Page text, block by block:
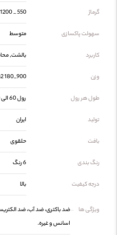
گرماژ 550 _ 1200
سهولت پاکسازی متوسط
کاربرد بالشت,
وزن 900_180 g/m2
طول هر رول رول 60 الی 70 متری
تولید ایران
بافت حلقوی
رنگ بندی 6 رنگ
درجه کیفیت بالا
ویژگی ها
ضد باکتری، ضد آب، ضد الکتریسه
اسانس و غیره.